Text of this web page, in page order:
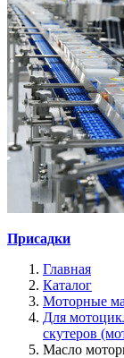
Присадки
Главная
Каталог
Моторные
Для
скутеров
Масло